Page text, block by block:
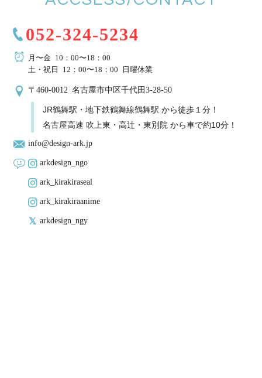
052-324-5234
月〜金 10：00〜18：00
土・祝日 12：00〜18：00 日曜休業
〒460-0012 名古屋市中区千代田3-28-50
JR鶴舞駅・地下鉄鶴舞線鶴舞駅 から徒歩１分！
名古屋高速 吹上東・高辻・東別院 から車で約10分！
info@design-ark.jp
arkdesign_ngo
ark_kirakiraseal
ark_kirakiraanime
arkdesign_ngy